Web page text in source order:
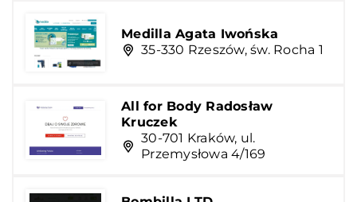
Medilla Agata Iwońska
35-330 Rzeszów, św. Rocha 1
All for Body Radosław
Kruczek
30-701 Kraków, ul.
Przemysłowa 4/169